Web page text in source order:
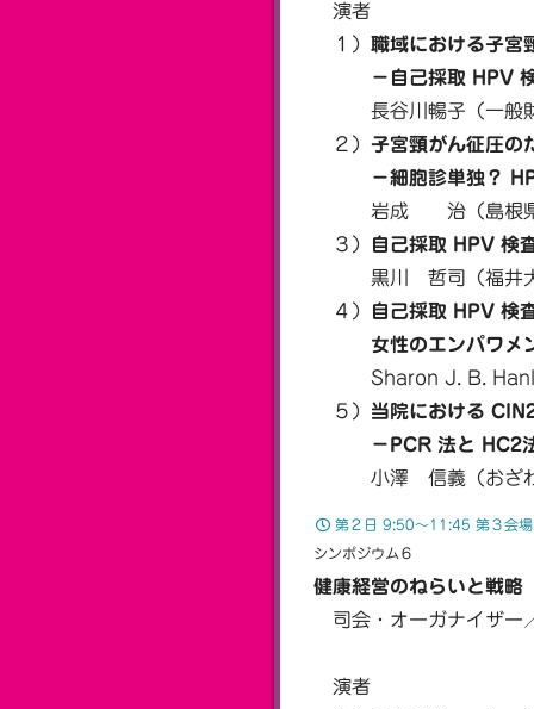
演者
１） 職域における子宮
－自己採取 HPV 検
長谷川暢子（一般財
２） 子宮頸がん征圧の
－細胞診単独？ HPV
岩成 治（島根県立
３）
自己採取 HPV 検
黒川 哲司（福井大
４）
自己採取 HPV 検
女性のエンパワメン
Sharon J. B. Hanley
５） 当院における
－PCR 法と HC2法
小澤 信義（おざわ
第２日 9:50〜11:45 第３会場
シンポジウム６
健康経営のねらいと戦略
司会・オーガナイザ
演者